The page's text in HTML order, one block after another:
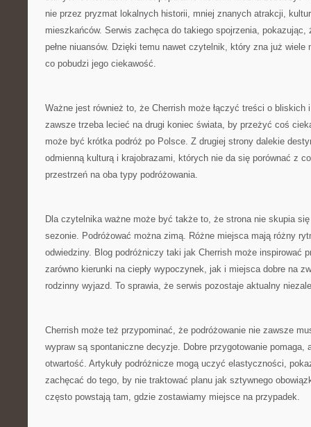
nie przez pryzmat lokalnych historii, mniej znanych atrakcji,
mieszkańców. Serwis zachęca do takiego spojrzenia, pokazując,
pełne niuansów. Dzięki temu nawet czytelnik, który zna już
co pobudzi jego ciekawość.
Ważne jest również to, że Cherrish może łączyć treści o bliskich
zawsze trzeba lecieć na drugi koniec świata, by przeżyć coś
może być krótka podróż po Polsce. Z drugiej strony dalekie
odmienną kulturą i krajobrazami, których nie da się porównać z
przestrzeń na oba typy podróżowania.
Dla czytelnika ważne może być także to, że strona nie skupia się
sezonie. Podróżować można zimą. Różne miejsca mają różny
odwiedziny. Blog podróżniczy taki jak Cherrish może inspirować
zarówno kierunki na ciepły wypoczynek, jak i miejsca dobre na
rodzinny wyjazd. To sprawia, że serwis pozostaje aktualny
Cherrish może też przypominać, że podróżowanie nie zawsze
wypraw są spontaniczne decyzje. Dobre przygotowanie pomaga,
otwartość. Artykuły podróżnicze mogą uczyć elastyczności,
zachęcać do tego, by nie traktować planu jak sztywnego
często powstają tam, gdzie zostawiamy miejsce na przypadek.